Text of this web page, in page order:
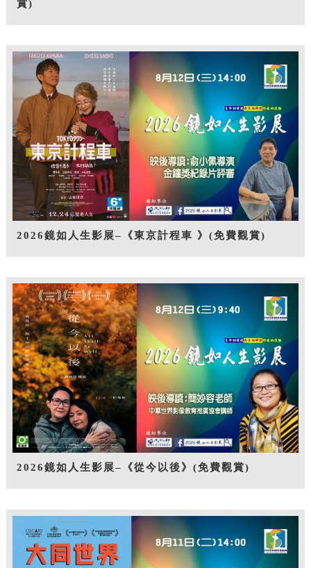
賞)
2026鏡如人生影展–《東京計程車 》(免費觀賞)
2026鏡如人生影展–《從今以後》(免費觀賞)